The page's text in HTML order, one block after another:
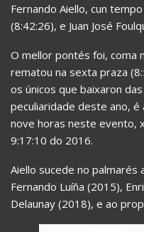
Fernando Aiello, cun
(8:42:26), e Juan José
O mellor pontés foi, coma
rematou na sexta praza
os únicos que baixaron
peculiaridade deste ano, é
nove horas neste evento,
9:17:10 do 2016.
Aiello sucede no palmarés
Fernando Luíña (2015),
Delaunay (2018), e ao